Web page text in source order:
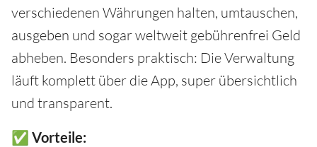
verschiedenen Währungen halten, umtauschen,
ausgeben und sogar weltweit gebührenfrei Geld
abheben. Besonders praktisch: Die Verwaltung
läuft komplett über die App, super übersichtlich
und transparent.
✅ Vorteile: